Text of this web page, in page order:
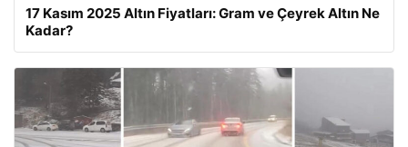
17 Kasım 2025 Altın Fiyatları: Gram ve Çeyrek Altın Ne
Kadar?